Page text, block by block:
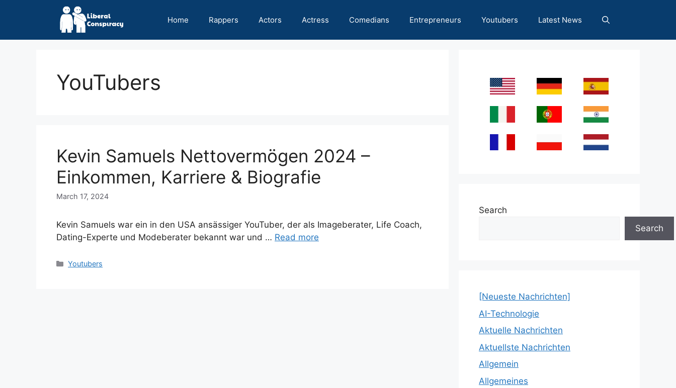
Home Rappers Actors Actress Comedians Entrepreneurs Youtubers Latest News
YouTubers
Kevin Samuels Nettovermögen 2024 –
Einkommen, Karriere & Biografie
March 17, 2024
Kevin Samuels war ein in den USA ansässiger YouTuber, der als Imageberater, Life Coach,
Dating-Experte und Modeberater bekannt war und … Read more
Categories
Youtubers
Search
Search
[Neueste Nachrichten]
AI-Technologie
Aktuelle Nachrichten
Aktuellste Nachrichten
Allgemein
Allgemeines